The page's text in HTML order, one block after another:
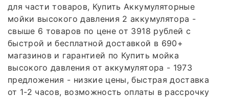
для части товаров, Купить Аккумуляторные
мойки высокого давления 2 аккумулятора -
свыше 6 товаров по цене от 3918 рублей с
быстрой и бесплатной доставкой в 690+
магазинов и гарантией по Купить мойка
высокого давления от аккумулятора - 1973
предложения - низкие цены, быстрая доставка
от 1-2 часов, возможность оплаты в рассрочку